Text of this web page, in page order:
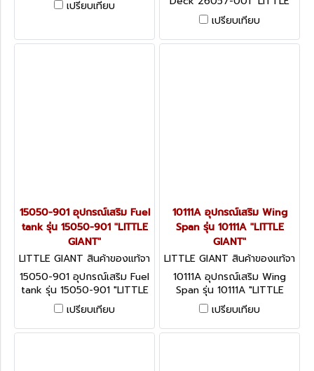
เปรียบเทียบ
GIANT"
เปรียบเทียบ
15050-901 อุปกรณ์เสริม Fuel
tank รุ่น 15050-901 "LITTLE
GIANT"
LITTLE GIANT สินค้าของแท้จา
กโรงงานผู้ผลิต 15050-901
15050-901 อุปกรณ์เสริม Fuel
tank รุ่น 15050-901 "LITTLE
GIANT"
เปรียบเทียบ
10111A อุปกรณ์เสริม Wing
Span รุ่น 10111A "LITTLE
GIANT"
LITTLE GIANT สินค้าของแท้จา
กโรงงานผู้ผลิต 10111A
10111A อุปกรณ์เสริม Wing
Span รุ่น 10111A "LITTLE
GIANT"
เปรียบเทียบ